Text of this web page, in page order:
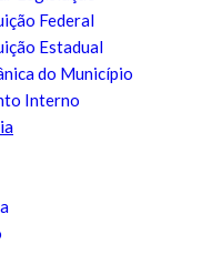
Federal
Estadual
do Município
Interno